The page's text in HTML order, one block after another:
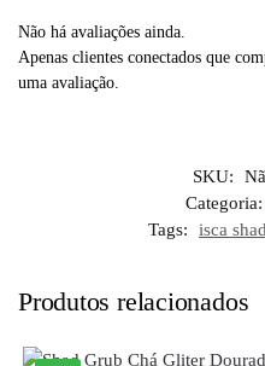
Não há avaliações ainda.
Apenas clientes conectados que
uma avaliação.
SKU:
Categoria:
Tags:
isca
Produtos relacionados